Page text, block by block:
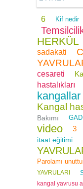
6 Kif nedir
HERKÜL
sadakati
cesareti
hastalıkları
kangallar
Kangal
Bakımı
video
3
itaat eğitimi
Parolamı
YAVRULARI
kangal yavrusu